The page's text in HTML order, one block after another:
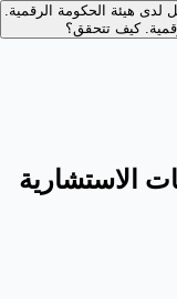
هيئة الحكومة الرقمية.
كيف تتحقق؟
الاستشارية